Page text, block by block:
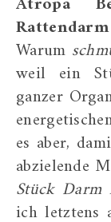
Warum
weil ein
ganzer
es aber,
abzielende
Stück
ich letztens